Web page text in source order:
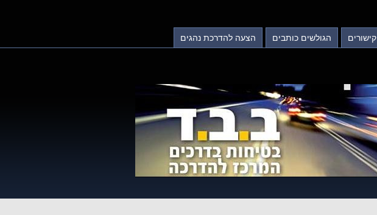
קישורים הגולשים כותבים הצעה להדרכת נהגים